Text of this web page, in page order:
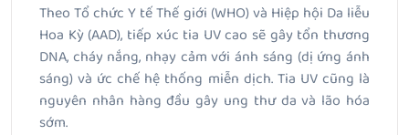
Theo Tổ chức Y tế Thế giới (WHO) và Hiệp hội Da liễu
Hoa Kỳ (AAD), tiếp xúc tia UV cao sẽ gây tổn thương
DNA, cháy nắng, nhạy cảm với ánh sáng (dị ứng ánh
sáng) và ức chế hệ thống miễn dịch. Tia UV cũng là
nguyên nhân hàng đầu gây ung thư da và lão hóa
sớm.